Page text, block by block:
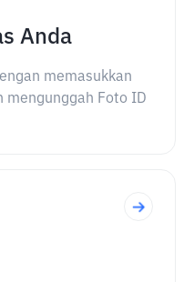
Anda
memasukkan
mengunggah Foto ID